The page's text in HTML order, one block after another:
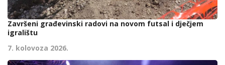
Završeni građevinski radovi na novom futsal i dječjem
igralištu
7. kolovoza 2026.